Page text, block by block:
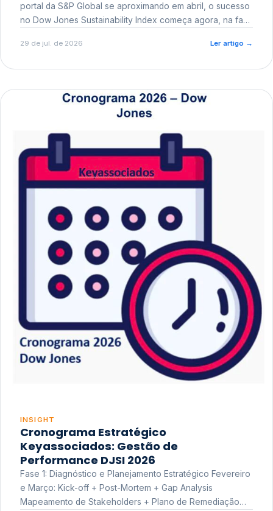
portal da S&P Global se aproximando em abril, o sucesso
no Dow Jones Sustainability Index começa agora, na fase
29 de jul. de 2026 Ler artigo →
INSIGHT
Cronograma Estratégico
Keyassociados: Gestão de
Performance DJSI 2026
Fase 1: Diagnóstico e Planejamento Estratégico Fevereiro
e Março: Kick-off + Post-Mortem + Gap Analysis
Mapeamento de Stakeholders + Plano de Remediação